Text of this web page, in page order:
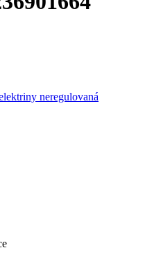
neregulovaná